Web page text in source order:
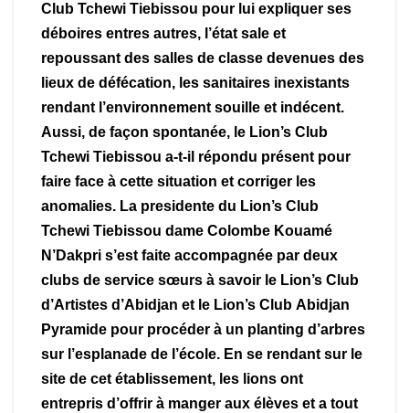
Club Tchewi Tiebissou pour lui expliquer ses
déboires entres autres, l’état sale et
repoussant des salles de classe devenues des
lieux de défécation, les sanitaires inexistants
rendant l’environnement souille et indécent.
Aussi, de façon spontanée, le Lion’s Club
Tchewi Tiebissou a-t-il répondu présent pour
faire face à cette situation et corriger les
anomalies. La presidente du Lion’s Club
Tchewi Tiebissou dame Colombe Kouamé
N’Dakpri s’est faite accompagnée par deux
clubs de service sœurs à savoir le Lion’s Club
d’Artistes d’Abidjan et le Lion’s Club Abidjan
Pyramide pour procéder à un planting d’arbres
sur l’esplanade de l’école. En se rendant sur le
site de cet établissement, les lions ont
entrepris d’offrir à manger aux élèves et a tout